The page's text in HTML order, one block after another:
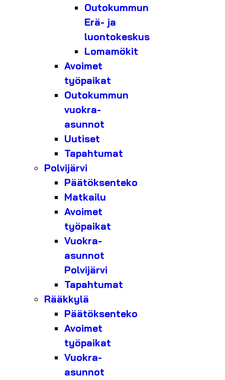
Outokummun
Erä- ja
luontokeskus
Lomamökit
Avoimet
työpaikat
Outokummun
vuokra-
asunnot
Uutiset
Tapahtumat
Polvijärvi
Päätöksenteko
Matkailu
Avoimet
työpaikat
Vuokra-
asunnot
Polvijärvi
Tapahtumat
Rääkkylä
Päätöksenteko
Avoimet
työpaikat
Vuokra-
asunnot